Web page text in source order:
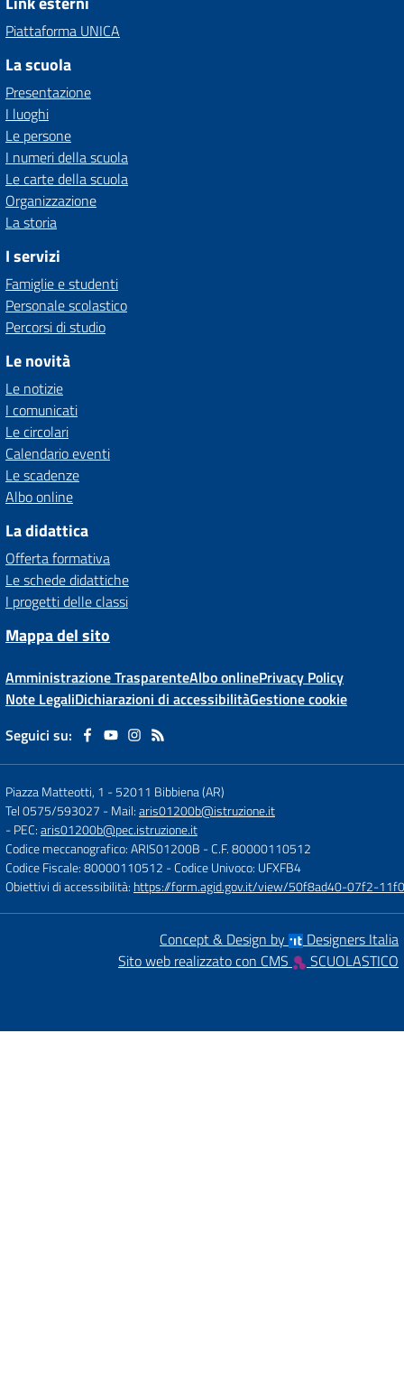
Piattaforma UNICA
La scuola
Presentazione
I luoghi
Le persone
I numeri della scuola
Le carte della scuola
Organizzazione
La storia
I servizi
Famiglie e studenti
Personale scolastico
Percorsi di studio
Le novità
Le notizie
I comunicati
Le circolari
Calendario eventi
Le scadenze
Albo online
La didattica
Offerta formativa
Le schede didattiche
I progetti delle classi
Mappa del sito
Amministrazione TrasparenteAlbo onlinePrivacy Policy
Note LegaliDichiarazioni di accessibilitàGestione cookie
Seguici su:
Piazza Matteotti, 1 -52011 Bibbiena (AR)
Tel 0575/593027 - Mail:aris01200b@istruzione.it
- PEC:aris01200b@pec.istruzione.it
Codice meccanografico: ARIS01200B - C.F. 80000110512
Codice Fiscale: 80000110512 - Codice Univoco: UFXFB4
Obiettivi di accessibilità: https://form.agid.gov.it/view/50f8ad40-07f2-
Concept & Design by
Designers Italia
Sito web realizzato con CMS
SCUOLASTICO